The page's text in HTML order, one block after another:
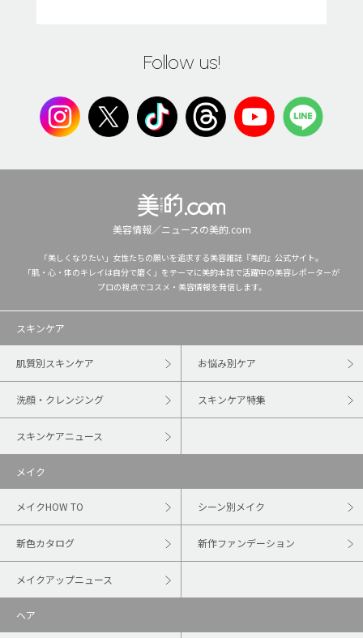
Follow us!
美容情報／ニュースの美的.com
「美しくなりたい」女性たちの願いを追求する美容雑誌『美的』公式サイト。
「肌・心・体のキレイは自分で磨く」をテーマに美的本誌で活躍中の美容レポーターが
プロの視点でコスメ・美容情報を発信します。
スキンケア
肌質別スキンケア お悩み別ケア
洗顔・クレンジング スキンケア特集
スキンケアニュース
メイク
メイクHOW TO シーン別メイク
新色カタログ 新作ファンデーション
メイクアップニュース
ヘア